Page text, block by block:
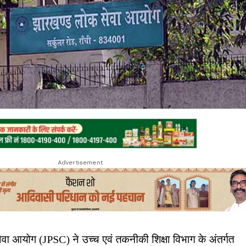
Advertisement
आयोग (JPSC) ने उच्च एवं तकनीकी शिक्षा विभाग के अंतर्गत